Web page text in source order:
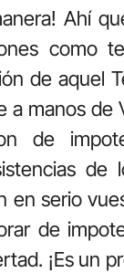
Ahí
como
de aquel
a manos de
de
de
en serio
de
¡Es un